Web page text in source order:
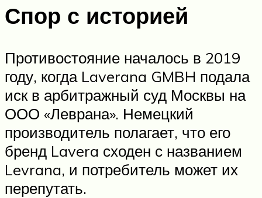
Спор с историей
Противостояние началось в 2019
году, когда Laverana GMBH подала
иск в арбитражный суд Москвы на
ООО «Леврана». Немецкий
производитель полагает, что его
бренд Lavera сходен с названием
Levrana, и потребитель может их
перепутать.